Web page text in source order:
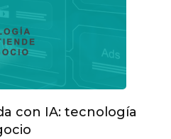
con IA: tecnología